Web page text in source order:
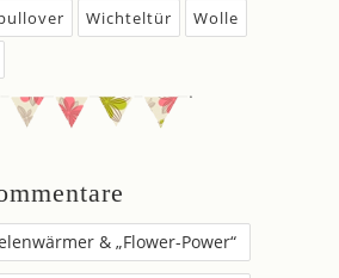
Wichteltür
Wolle
& „Flower-Power“